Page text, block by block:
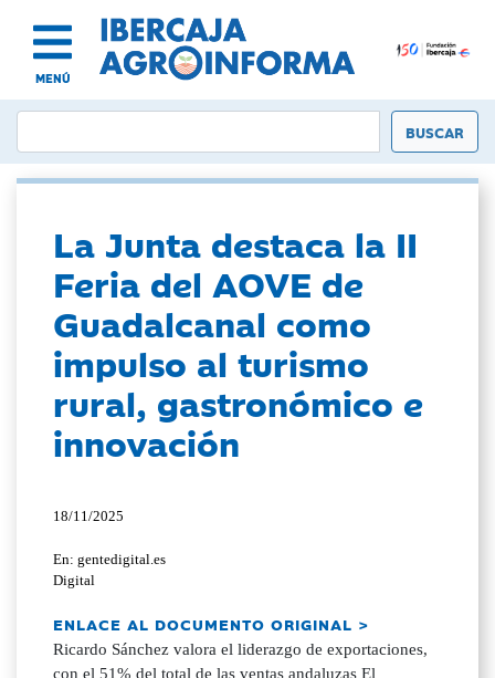
MENÚ
La Junta destaca la II
Feria del AOVE de
Guadalcanal como
impulso al turismo
rural, gastronómico e
innovación
18/11/2025
En: gentedigital.es
Digital
ENLACE AL DOCUMENTO ORIGINAL >
Ricardo Sánchez valora el liderazgo de exportaciones,
con el 51% del total de las ventas andaluzas El